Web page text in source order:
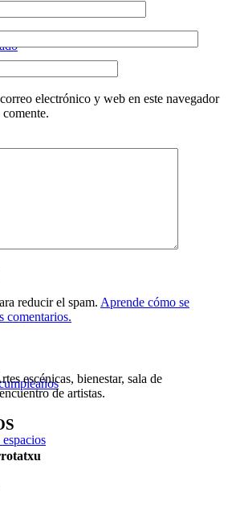
electrónico y web en este navegador
reducir el spam. Aprende cómo se
comentarios.
escénicas, bienestar, sala de
de artistas.